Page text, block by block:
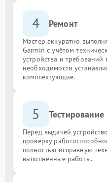
4 Ремонт
Мастер аккуратно
Garmin с учётом
устройства и требований
необходимости
комплектующие.
5 Тестирование
Перед выдачей
проверку
полностью исправную
выполненные работы.